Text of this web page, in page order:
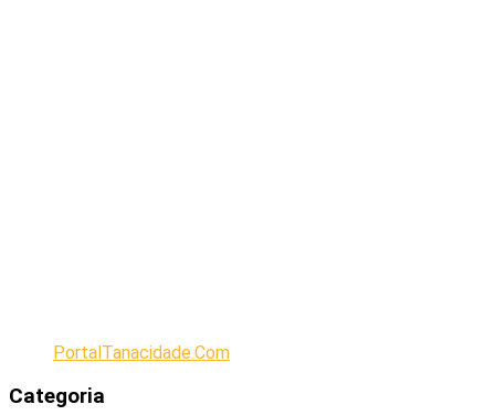
PortalTanacidade.Com
Categoria